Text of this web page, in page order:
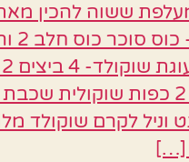
ששוה להכין
שווקלד 2 כפות
וניל לקרם
[…]